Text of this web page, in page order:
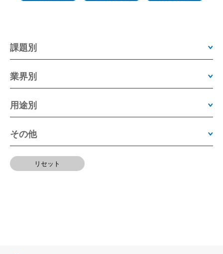
課題別
業界別
用途別
その他
リセット